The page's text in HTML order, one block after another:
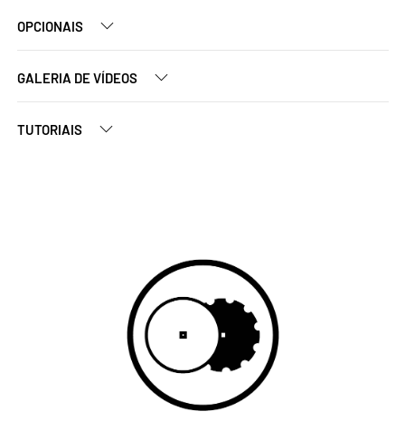
OPCIONAIS
GALERIA DE VÍDEOS
TUTORIAIS